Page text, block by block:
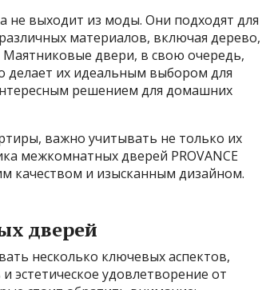
не выходит из моды. Они подходят для
материалов, включая дерево,
двери, в свою очередь,
делает их идеальным выбором для
решением для домашних
важно учитывать не только их
межкомнатных дверей PROVANCE
качеством и изысканным дизайном.
дверей
несколько ключевых аспектов,
эстетическое удовлетворение от